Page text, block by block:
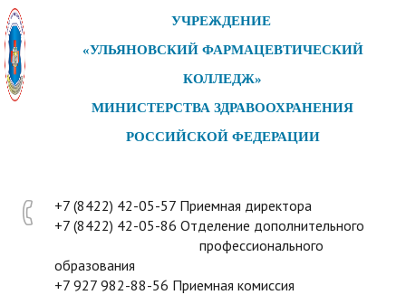
УЧРЕЖДЕНИЕ
«УЛЬЯНОВСКИЙ ФАРМАЦЕВТИЧЕСКИЙ
КОЛЛЕДЖ»
МИНИСТЕРСТВА ЗДРАВООХРАНЕНИЯ
РОССИЙСКОЙ ФЕДЕРАЦИИ
+7 (8422) 42-05-57 Приемная директора
+7 (8422) 42-05-86 Отделение дополнительного
профессионального
образования
+7 927 982-88-56 Приемная комиссия